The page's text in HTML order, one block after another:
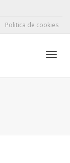
Politica de cookies